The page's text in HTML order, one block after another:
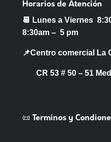
Horarios de Atención
📆 Lunes a Viernes
8:30am – 5 pm
📌Centro comercial La
CR 53 # 50 – 51
📜 Terminos y